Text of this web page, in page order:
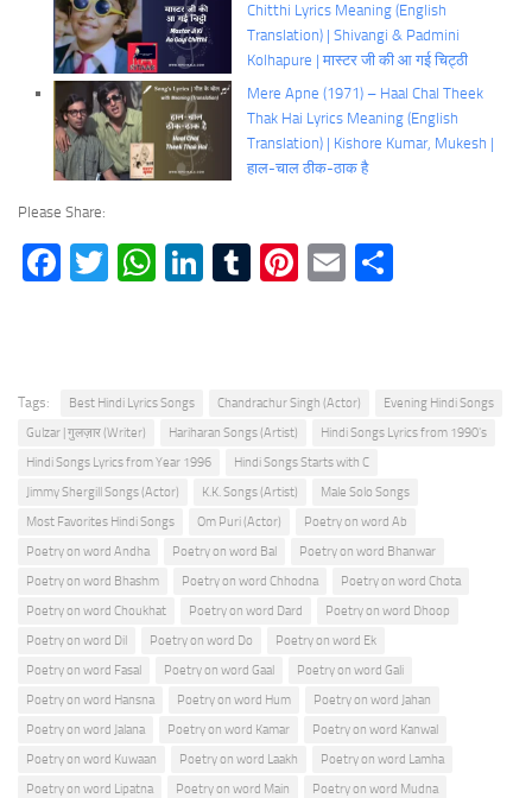
Chitthi Lyrics Meaning (English
Translation) | Shivangi & Padmini
Kolhapure | मास्टर जी की आ गई चिट्ठी
Mere Apne (1971) – Haal Chal Theek
Thak Hai Lyrics Meaning (English
Translation) | Kishore Kumar, Mukesh |
हाल-चाल ठीक-ठाक है
Please Share:
Facebook
TwitterWhatsApp
LinkedIn
Tumblr
Pinterest
Email
Tags: Best Hindi Lyrics Songs Chandrachur Singh (Actor)
Evening Hindi Songs
Gulzar | गुलज़ार (Writer)
Hariharan Songs (Artist)
Hindi Songs Lyrics from 1990's
Hindi Songs Lyrics from Year 1996
Hindi Songs Starts with C
Jimmy Shergill Songs (Actor)
K.K. Songs (Artist)
Male Solo Songs
Most Favorites Hindi Songs
Om Puri (Actor)
Poetry on word Ab
Poetry on word Andha
Poetry on word Bal
Poetry on word Bhanwar
Poetry on word Bhashm
Poetry on word Chhodna
Poetry on word Chota
Poetry on word Choukhat
Poetry on word Dard
Poetry on word Dhoop
Poetry on word Dil
Poetry on word Do
Poetry on word Ek
Poetry on word Fasal
Poetry on word Gaal
Poetry on word Gali
Poetry on word Hansna
Poetry on word Hum
Poetry on word Jahan
Poetry on word Jalana
Poetry on word Kamar
Poetry on word Kanwal
Poetry on word Kuwaan
Poetry on word Laakh
Poetry on word Lamha
Poetry on word Lipatna
Poetry on word Main
Poetry on word Mudna